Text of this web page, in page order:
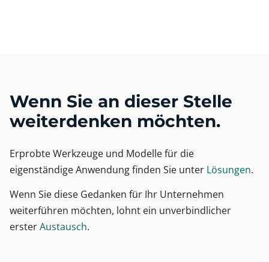
Wenn Sie an dieser Stelle
weiterdenken möchten.
Erprobte Werkzeuge und Modelle für die
eigenständige Anwendung finden Sie unter Lösungen.
Wenn Sie diese Gedanken für Ihr Unternehmen
weiterführen möchten, lohnt ein unverbindlicher
ersterAustausch.